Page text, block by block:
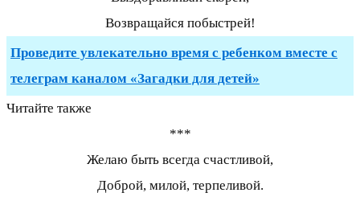
Возвращайся побыстрей!
Проведите увлекательно время с ребенком вместе с
телеграм каналом «Загадки для детей»
Читайте также
***
Желаю быть всегда счастливой,
Доброй, милой, терпеливой.